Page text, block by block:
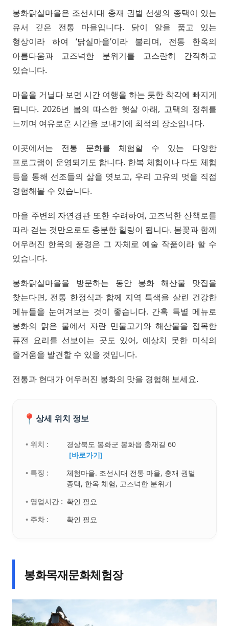
봉화닭실마을은 조선시대 충재 권벌 선생의 종택이 있는
유서 깊은 전통 마을입니다. 닭이 알을 품고 있는
형상이라 하여 ‘닭실마을’이라 불리며, 전통 한옥의
아름다움과 고즈넉한 분위기를 고스란히 간직하고
있습니다.
마을을 거닐다 보면 시간 여행을 하는 듯한 착각에 빠지게
됩니다. 2026년 봄의 따스한 햇살 아래, 고택의 정취를
느끼며 여유로운 시간을 보내기에 최적의 장소입니다.
이곳에서는 전통 문화를 체험할 수 있는 다양한
프로그램이 운영되기도 합니다. 한복 체험이나 다도 체험
등을 통해 선조들의 삶을 엿보고, 우리 고유의 멋을 직접
경험해볼 수 있습니다.
마을 주변의 자연경관 또한 수려하여, 고즈넉한 산책로를
따라 걷는 것만으로도 충분한 힐링이 됩니다. 봄꽃과 함께
어우러진 한옥의 풍경은 그 자체로 예술 작품이라 할 수
있습니다.
봉화닭실마을을 방문하는 동안 봉화 해산물 맛집을
찾는다면, 전통 한정식과 함께 지역 특색을 살린 건강한
메뉴들을 눈여겨보는 것이 좋습니다. 간혹 특별 메뉴로
봉화의 맑은 물에서 자란 민물고기와 해산물을 접목한
퓨전 요리를 선보이는 곳도 있어, 예상치 못한 미식의
즐거움을 발견할 수 있을 것입니다.
전통과 현대가 어우러진 봉화의 맛을 경험해 보세요.
📍 상세 위치 정보
• 위치 :
경상북도 봉화군 봉화읍 충재길 60
[바로가기]
• 특징 :
체험마을. 조선시대 전통 마을, 충재 권벌
종택, 한옥 체험, 고즈넉한 분위기
• 영업시간 : 확인 필요
• 주차 :
확인 필요
봉화목재문화체험장